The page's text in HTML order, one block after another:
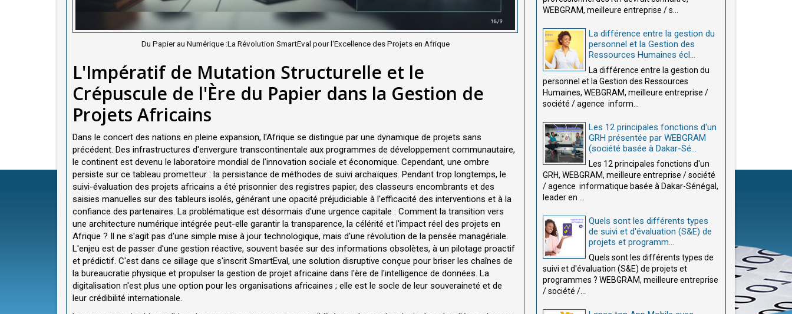
Du Papier au Numérique :La Révolution SmartEval pour l'Excellence des Projets en Afrique
L'Impératif de Mutation Structurelle et le
Crépuscule de l'Ère du Papier dans la Gestion de
Projets Africains
Dans le concert des nations en pleine expansion, l'Afrique se distingue par une dynamique de projets sans
précédent. Des infrastructures d'envergure transcontinentale aux programmes de développement communautaire,
le continent est devenu le laboratoire mondial de l'innovation sociale et économique. Cependant, une ombre
persiste sur ce tableau prometteur : la persistance de méthodes de suivi archaïques. Pendant trop longtemps, le
suivi-évaluation des projets africains a été prisonnier des registres papier, des classeurs encombrants et des
saisies manuelles sur des tableurs isolés, générant une opacité préjudiciable à l'efficacité des interventions et à la
confiance des partenaires. La problématique est désormais d'une urgence capitale : Comment la transition vers
une architecture numérique intégrée peut-elle garantir la transparence, la célérité et l'impact réel des projets en
Afrique ? Il ne s'agit pas d'une simple mise à jour technologique, mais d'une révolution de la pensée managériale.
L'enjeu est de passer d'une gestion réactive, souvent basée sur des informations obsolètes, à un pilotage proactif
et prédictif. C'est dans ce sillage que s'inscrit SmartEval, une solution disruptive conçue pour briser les chaînes de
la bureaucratie physique et propulser la gestion de projet africaine dans l'ère de l'intelligence de données. La
digitalisation n'est plus une option pour les organisations africaines ; elle est le socle de leur souveraineté et de
leur crédibilité internationale.
WEBGRAM, meilleure entreprise / s...
La différence entre la gestion du
personnel et la Gestion des
Ressources Humaines écl...
La différence entre la gestion du
personnel et la Gestion des Ressources
Humaines, WEBGRAM, meilleure entreprise /
société / agence inform...
Les 12 principales fonctions d'un
GRH présentée par WEBGRAM
(société basée à Dakar-Sé...
Les 12 principales fonctions d'un
GRH, WEBGRAM, meilleure entreprise / société
/ agence informatique basée à Dakar-Sénégal,
leader en ...
Quels sont les différents types
de suivi et d'évaluation (S&E) de
projets et programm...
Quels sont les différents types de
suivi et d'évaluation (S&E) de projets et
programmes ? WEBGRAM, meilleure entreprise
/ société /...